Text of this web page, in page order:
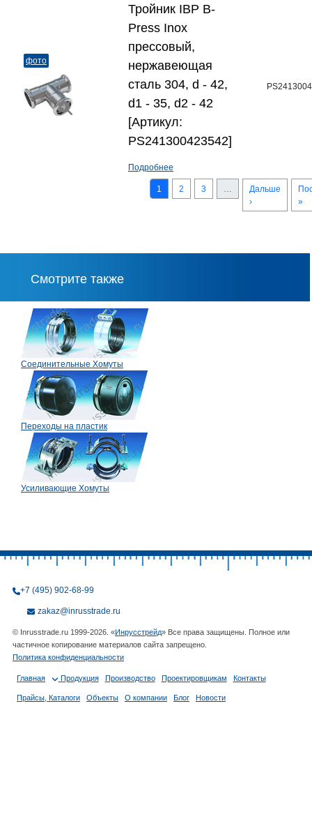
фото
Тройник IBP B-
Press Inox
прессовый,
нержавеющая
сталь 304, d - 42,
d1 - 35, d2 - 42
[Артикул:
PS241300423542]
Подробнее
1 2 3
Дальше
›
»
Смотрите также
Соединительные Хомуты
Переходы на пластик
Усиливающие Хомуты
+7 (495) 902-68-99
zakaz@inrusstrade.ru
© Inrusstrade.ru 1999-2026. «Инрусстрейд» Все права защищены. Полное или
частичное копирование материалов сайта запрещено.
Политика конфиденциальности
Главная Продукция Производство Проектировщикам Контакты
Прайсы, Каталоги Объекты О компании Блог Новости